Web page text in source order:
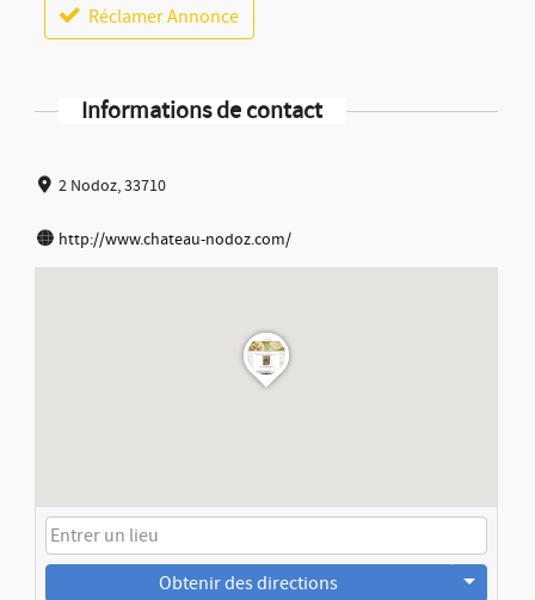
Réclamer Annonce
Informations de contact
2 Nodoz, 33710
http://www.chateau-nodoz.com/
Obtenir des directions